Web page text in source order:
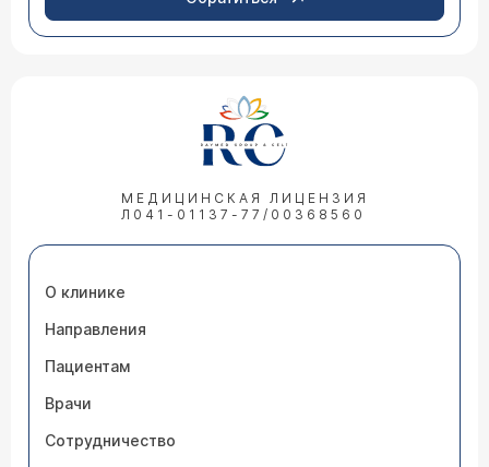
МЕДИЦИНСКАЯ ЛИЦЕНЗИЯ
Л041-01137-77/00368560
О клинике
Направления
Пациентам
Врачи
Сотрудничество